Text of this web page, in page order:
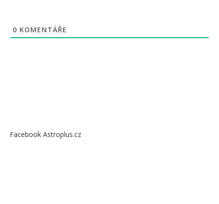
0 KOMENTÁŘE
Facebook Astroplus.cz